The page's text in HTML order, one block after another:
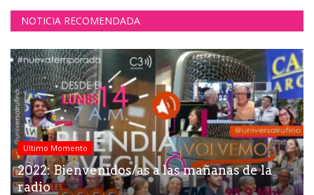
NOTICIA RECOMENDADA
Ultimo Momento
2022: Bienvenidos/as a las mañanas de la
radio